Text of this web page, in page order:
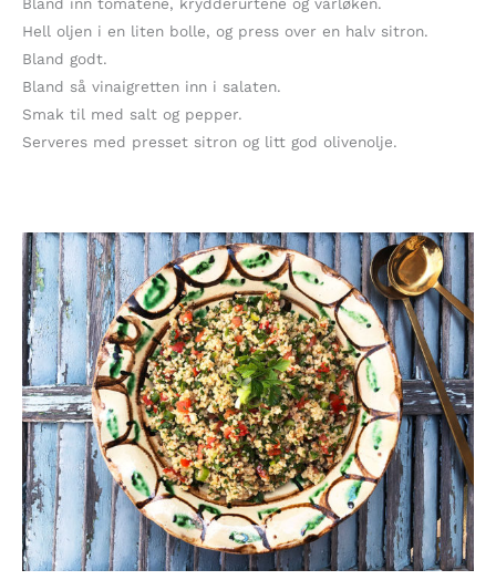
Hell oljen i en liten bolle, og press over en halv sitron.
Bland godt.
Bland så vinaigretten inn i salaten.
Smak til med salt og pepper.
Serveres med presset sitron og litt god olivenolje.